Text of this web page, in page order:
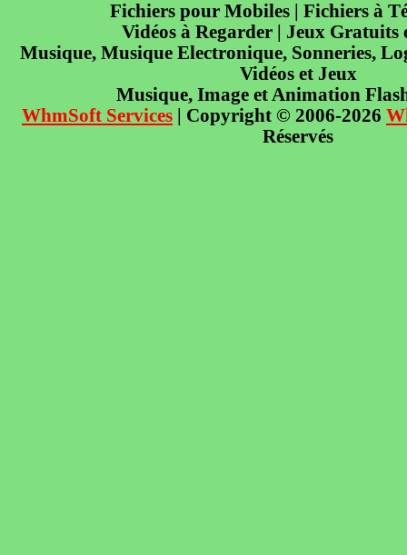
Fichiers pour Mobiles | Fichiers à
Vidéos à Regarder | Jeux Gratuits
Musique, Musique Electronique, Sonneries,
Vidéos et Jeux
Musique, Image et Animation
WhmSoft Services | Copyright © 2006-2026
Réservés